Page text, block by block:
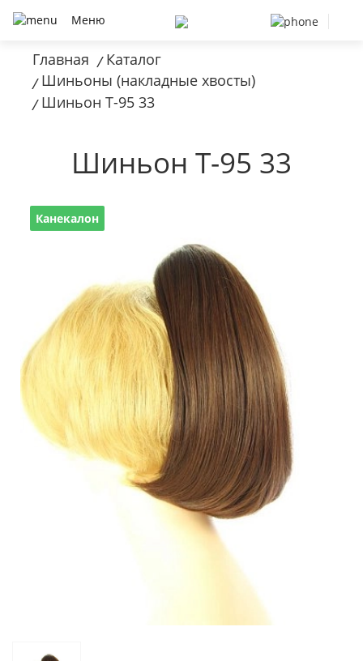
Меню
Главная / Каталог
/ Шиньоны (накладные хвосты)
/ Шиньон T-95 33
Шиньон T-95 33
Канекалон